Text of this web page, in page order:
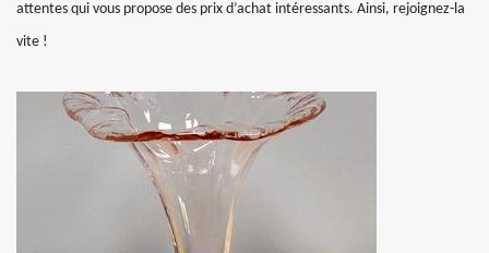
attentes qui vous propose des prix d’achat intéressants. Ainsi, rejoignez-la
vite !